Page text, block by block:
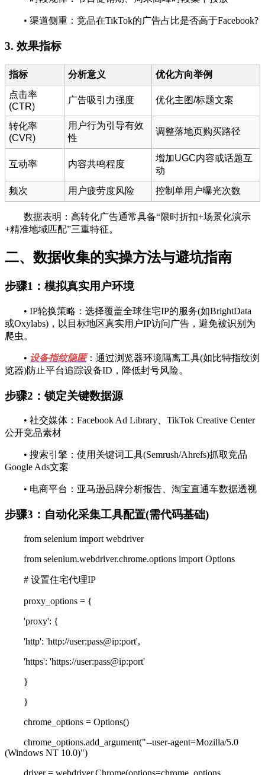
• 渠道侧重：竞品在TikTok的广告占比是否高于Facebook?
3. 效果指标
指标 分析意义
优化方向举例
点击率
(CTR)
广告吸引力强度 优化主图/标题文案
转化率
(CVR)
用户行为引导有效
性
调整落地页购买路径
互动率 内容共鸣程度
增加UGC内容或话题互
动
频次
用户疲劳度风险 控制单用户曝光次数
数据表明：高转化广告通常具备“限时折扣+场景化演示
+精准地域匹配”三重特征。
二、数据收集的实操方法与避坑指南
步骤1：模拟真实用户环境
• IP轮换策略：选择覆盖全球住宅IP的服务(如BrightData
或Oxylabs)，以目标地区真实用户IP访问广告，避免被识别为
爬虫。
• 设备指纹隐匿：通过浏览器环境隔离工具(如比特指纹浏
览器)防止平台追踪设备ID，降低封号风险。
步骤2：锁定关键数据源
• 社交媒体：Facebook Ad Library、TikTok Creative Center
公开竞品素材
• 搜索引擎：使用关键词工具(Semrush/Ahrefs)抓取竞品
Google Ads文案
• 电商平台：亚马逊品牌分析报告、淘宝直通车数据透视
步骤3：自动化采集工具配置(需代码基础)
from selenium import webdriver
from selenium.webdriver.chrome.options import Options
# 设置住宅代理IP
proxy_options = {
'proxy': {
'http': 'http://user:pass@ip:port',
'https': 'https://user:pass@ip:port'
}
}
chrome_options = Options()
chrome_options.add_argument("--user-agent=Mozilla/5.0
(Windows NT 10.0)")
driver = webdriver.Chrome(options=chrome_options,